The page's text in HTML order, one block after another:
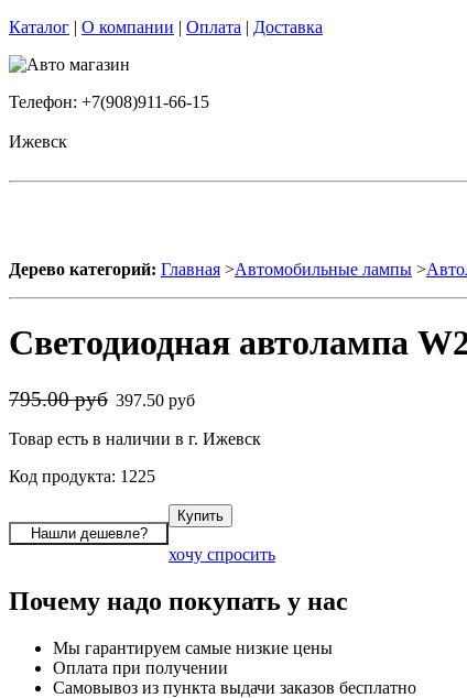
Каталог | О компании | Оплата | Доставка
Телефон: +7(908)911-66-15
Ижевск
Дерево категорий: Главная >Автомобильные лампы >
Светодиодная автолампа
795.00 руб 397.50 руб
Товар есть в наличии в г. Ижевск
Код продукта: 1225
хочу спросить
Почему надо покупать у нас
Мы гарантируем самые низкие цены
Оплата при получении
Самовывоз из пункта выдачи заказов бесплатно